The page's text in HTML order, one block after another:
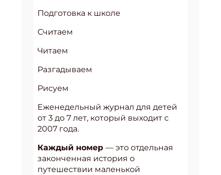
Подготовка к школе
Считаем
Читаем
Разгадываем
Рисуем
Еженедельный журнал для детей
от 3 до 7 лет, который выходит с
2007 года.
Каждый номер — это отдельная
законченная история о
путешествии маленькой